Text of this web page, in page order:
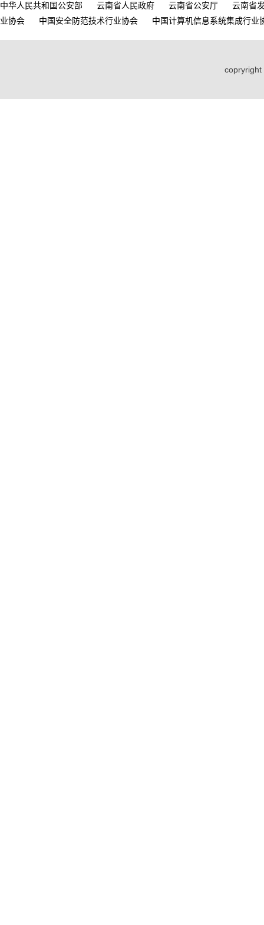
中华人民共和国公安部 云南省人民政府 云南省公安厅
云南省
业协会
中国安全防范技术行业协会 中国计算机信息系统集成行业